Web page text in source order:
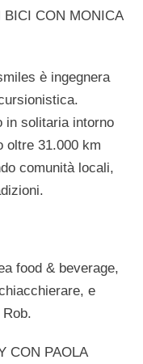
BICI CON MONICA
è ingegnera
in solitaria intorno
oltre 31.000 km
comunità locali,
food & beverage,
e
CON PAOLA